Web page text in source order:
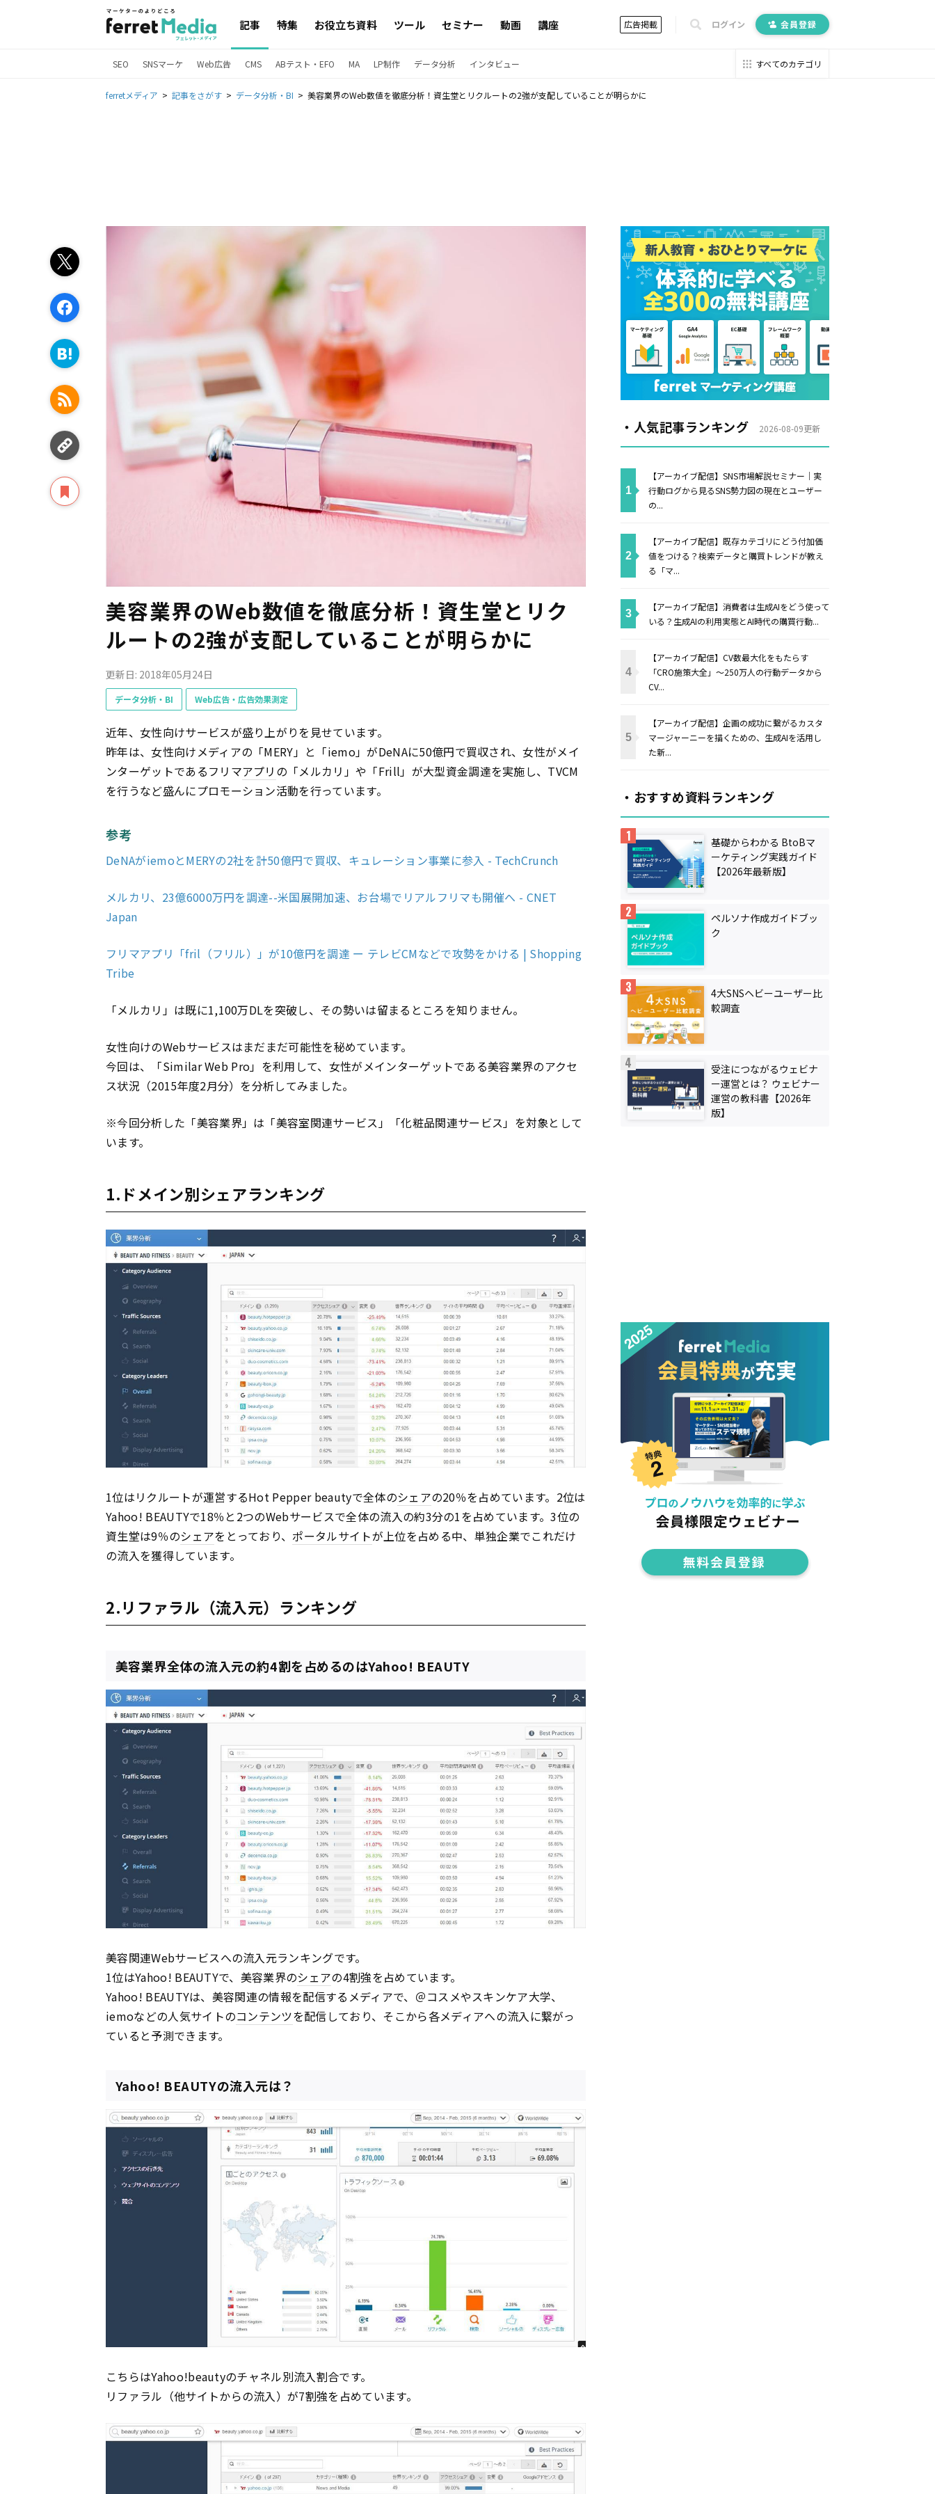
記事 特集 お役立ち資料 ツール セミナー 動画 講座 広告掲載 ログイン 会員登録
SEO SNSマーケ Web広告 CMS ABテスト・EFO MA LP制作 データ分析 インタビュー すべてのカテゴリ
ferretメディア 記事をさがす データ分析・BI 美容業界のWeb数値を徹底分析！資生堂とリクルートの2強が支配していることが明らかに
美容業界のWeb数値を徹底分析！資生堂とリク
ルートの2強が支配していることが明らかに
更新日: 2018年05月24日
データ分析・BI Web広告・広告効果測定
近年、女性向けサービスが盛り上がりを見せています。
昨年は、女性向けメディアの「MERY」と「iemo」がDeNAに50億円で買収され、女性がメイ
ンターゲットであるフリマアプリ の「メルカリ」や「Frill」が大型資金調達を実施し、TVCM
を行うなど盛んにプロモーション活動を行っています。
参考
DeNAがiemoとMERYの2社を計50億円で買収、キュレーション事業に参入 - TechCrunch
メルカリ、23億6000万円を調達--米国展開加速、お台場でリアルフリマも開催へ - CNET
Japan
フリマアプリ「fril（フリル）」が10億円を調達 ー テレビCMなどで攻勢をかける | Shopping
Tribe
「メルカリ」は既に1,100万DLを突破し、その勢いは留まるところを知りません。
女性向けのWebサービスはまだまだ可能性を秘めています。
今回は、「Similar Web Pro」を利用して、女性がメインターゲットである美容業界のアクセ
ス状況（2015年度2月分）を分析してみました。
※今回分析した「美容業界」は「美容室関連サービス」「化粧品関連サービス」を対象として
います。
1.ドメイン別シェアランキング
1位はリクルートが運営するHot Pepper beautyで全体のシェアの20％を占めています。2位は
Yahoo! BEAUTYで18％と2つのWebサービスで全体の流入の約3分の1を占めています。3位の
資生堂は9％のシェアをとっており、 ポータルサイトが上位を占める中、単独企業でこれだけ
の流入を獲得しています。
2.リファラル（流入元）ランキング
美容業界全体の流入元の約4割を占めるのはYahoo! BEAUTY
美容関連Webサービスへの流入元ランキングです。
1位はYahoo! BEAUTYで、美容業界のシェアの4割強を占めています。
Yahoo! BEAUTYは、美容関連の情報を配信するメディアで、＠コスメやスキンケア大学、
iemoなどの人気サイトのコンテンツを配信しており、そこから各メディアへの流入に繋がっ
ていると予測できます。
Yahoo! BEAUTYの流入元は？
こちらはYahoo!beautyのチャネル別流入割合です。
リファラル（他サイトからの流入）が7割強を占めています。
・人気記事ランキング 2026-08-09更新
【アーカイブ配信】SNS市場解説セミナー｜実
行動ログから見るSNS勢力図の現在とユーザー
の...
【アーカイブ配信】既存カテゴリにどう付加価
値をつける？検索データと購買トレンドが教え
る「マ...
【アーカイブ配信】消費者は生成AIをどう使って
いる？生成AIの利用実態とAI時代の購買行動...
【アーカイブ配信】CV数最大化をもたらす
「CRO施策大全」〜250万人の行動データから
CV...
【アーカイブ配信】企画の成功に繋がるカスタ
マージャーニーを描くための、生成AIを活用し
た新...
・おすすめ資料ランキング
基礎からわかる BtoBマ
ーケティング実践ガイド
【2026年最新版】
ペルソナ作成ガイドブッ
ク
4大SNSヘビーユーザー比
較調査
受注につながるウェビナ
ー運営とは？ ウェビナー
運営の教科書【2026年
版】